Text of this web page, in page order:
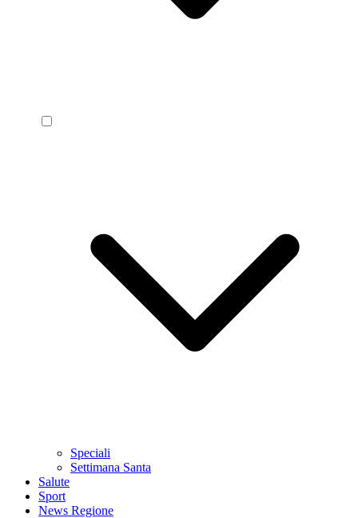
Speciali
Settimana Santa
Salute
Sport
News Regione